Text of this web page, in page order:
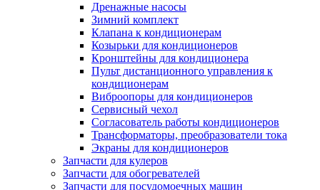
Дренажные насосы
Зимний комплект
Клапана к кондиционерам
Козырьки для кондиционеров
Кронштейны для кондиционера
Пульт дистанционного управления к
кондиционерам
Виброопоры для кондиционеров
Сервисный чехол
Согласователь работы кондиционеров
Трансформаторы, преобразователи тока
Экраны для кондиционеров
Запчасти для кулеров
Запчасти для обогревателей
Запчасти для посудомоечных машин